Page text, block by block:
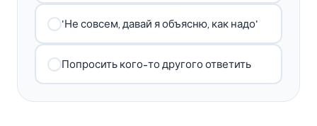
'Не совсем, давай я объясню, как надо'
Попросить кого-то другого ответить